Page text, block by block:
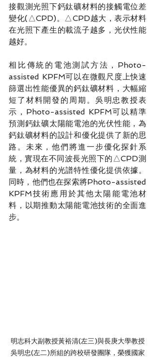
接觀測光照下鈣鈦礦材料的接觸電位差
變化(△CPD)。△CPD越大，表示材料
在光照下產生的載流子越多，光伏性能
越好。
相比傳統的電池測試方法，Photo-
assisted KPFM可以在微觀尺度上快速
篩選出性能優異的鈣鈦礦材料，大幅縮
短了材料開發的周期。吳明忠教授表
示，Photo-assisted KPFM可以精準
預測鈣鈦礦太陽能電池的光伏性能，為
鈣鈦礦材料的設計和優化提供了新的思
路。未來，他們將進一步優化探針系
統，實現在不同波長光照下的△CPD測
量，為材料的光譜特性優化提供依據。
同時，他們也在探索將Photo-assisted
KPFM技術應用於其他太陽能電池材
料，以期推動太陽能電池技術的全面進
步。
明志科大副教授黃裕清(左三)與長庚大學教授
吳明忠(左二)所組的跨校研發團隊，榮獲國家